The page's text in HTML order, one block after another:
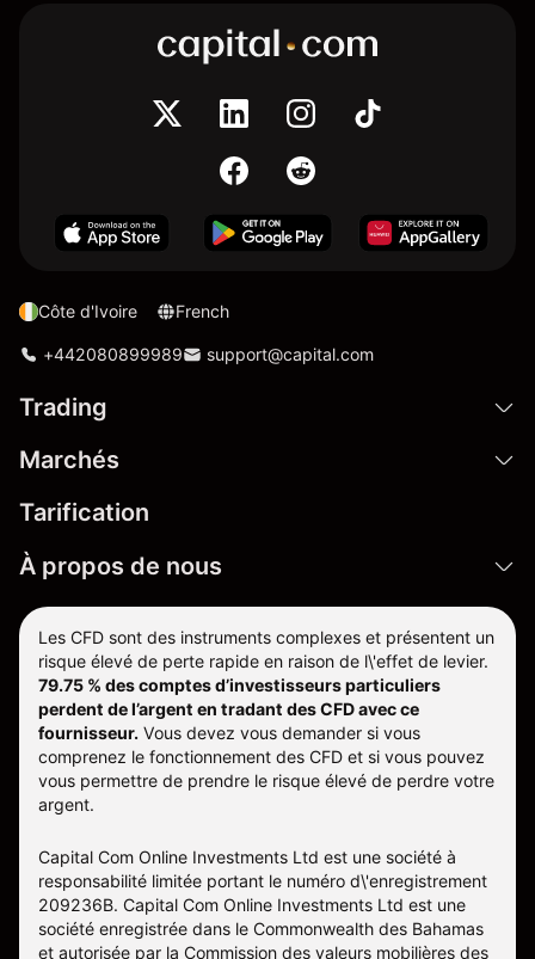
Côte d'Ivoire French
+442080899989 support@capital.com
Trading
Marchés
Tarification
À propos de nous
Les CFD sont des instruments complexes et présentent un
risque élevé de perte rapide en raison de l\'effet de levier.
79.75 % des comptes d’investisseurs particuliers
perdent de l’argent en tradant des CFD avec ce
fournisseur. Vous devez vous demander si vous
comprenez le fonctionnement des CFD et si vous pouvez
vous permettre de prendre le risque élevé de perdre votre
argent.
Capital Com Online Investments Ltd est une société à
responsabilité limitée portant le numéro d\'enregistrement
209236B. Capital Com Online Investments Ltd est une
société enregistrée dans le Commonwealth des Bahamas
et autorisée par la Commission des valeurs mobilières des